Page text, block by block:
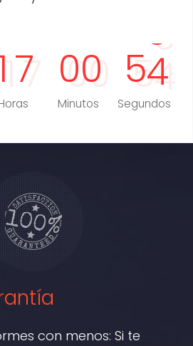
7 00
Minutos
52
Segundos
con menos: Si te